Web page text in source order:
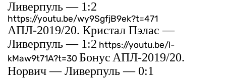
Ливерпуль — 1:2
https://youtu.be/wy9SgfjB9ek?t=471
АПЛ-2019/20. Кристал Пэлас —
Ливерпуль — 1:2 https://youtu.be/l-
kMaw9t71A?t=30 БонусАПЛ-2019/20.
Норвич — Ливерпуль — 0:1